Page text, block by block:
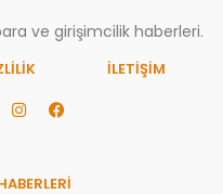
ve girişimcilik haberleri.
İLETİŞİM